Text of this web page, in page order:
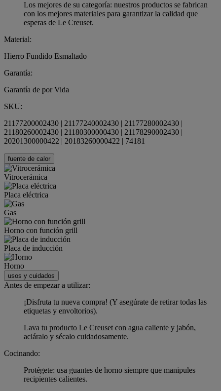
Los mejores de su categoría: nuestros productos se fabrican
con los mejores materiales para garantizar la calidad que
esperas de Le Creuset.
Material:
Hierro Fundido Esmaltado
Garantía:
Garantía de por Vida
SKU:
21177200002430 | 21177240002430 | 21177280002430 |
21180260002430 | 21180300000430 | 21178290002430 |
20201300000422 | 20183260000422 | 74181
fuente de calor
Vitrocerámica
Placa eléctrica
Gas
Horno con función grill
Placa de inducción
Horno
usos y cuidados
Antes de empezar a utilizar:
¡Disfruta tu nueva compra! (Y asegúrate de retirar todas las
etiquetas y envoltorios).
Lava tu producto Le Creuset con agua caliente y jabón,
acláralo y sécalo cuidadosamente.
Cocinando:
Protégete: usa guantes de horno siempre que manipules
recipientes calientes.